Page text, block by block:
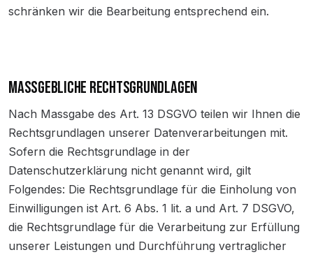
schränken wir die Bearbeitung entsprechend ein.
MASSGEBLICHE RECHTSGRUNDLAGEN
Nach Massgabe des Art. 13 DSGVO teilen wir Ihnen die
Rechtsgrundlagen unserer Datenverarbeitungen mit.
Sofern die Rechtsgrundlage in der
Datenschutzerklärung nicht genannt wird, gilt
Folgendes: Die Rechtsgrundlage für die Einholung von
Einwilligungen ist Art. 6 Abs. 1 lit. a und Art. 7 DSGVO,
die Rechtsgrundlage für die Verarbeitung zur Erfüllung
unserer Leistungen und Durchführung vertraglicher